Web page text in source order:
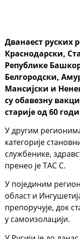
Дванаест руских
Краснодарски,
Републике
Белгородски,
Мансијски и
су обавезну
старије од 60
У другим
категорије
службенике,
пренео је ТАС С.
У појединим
област и
препоручује, док
у самоизолацији.